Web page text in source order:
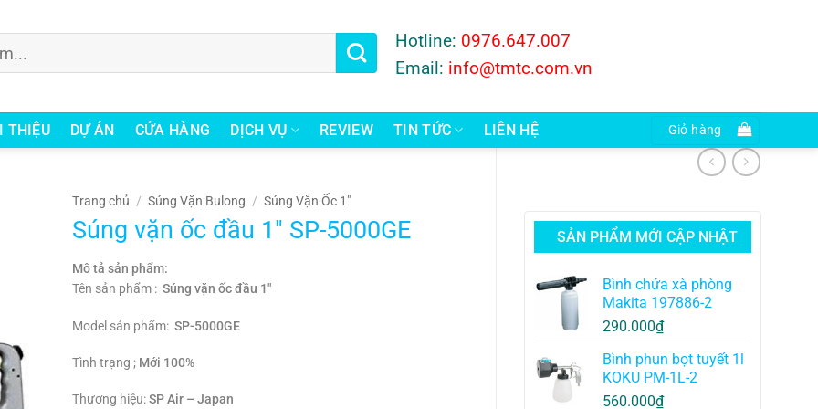
Hotline: 0976.647.007
Email: info@tmtc.com.vn
THIỆU DỰ ÁN CỬA HÀNG DỊCH VỤ REVIEW TIN TỨC LIÊN HỆ Giỏ hàng
SẢN PHẨM MỚI CẬP NHẬT
Bình chứa xà phòng
Makita 197886-2
290.000₫
Bình phun bọt tuyết 1l
KOKU PM-1L-2
560.000₫
Trang chủ / Súng Vặn Bulong / Súng Vặn Ốc 1"
Súng vặn ốc đầu 1″ SP-5000GE
Mô tả sản phẩm:
Tên sản phẩm : Súng vặn ốc đầu 1″
Model sản phẩm:SP-5000GE​
Tình trạng ; Mới 100%
Thương hiệu:SP Air – Japan